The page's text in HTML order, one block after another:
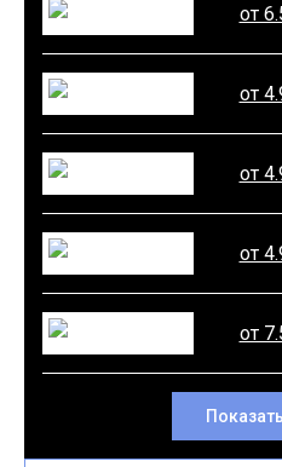
от
от
от
от
от